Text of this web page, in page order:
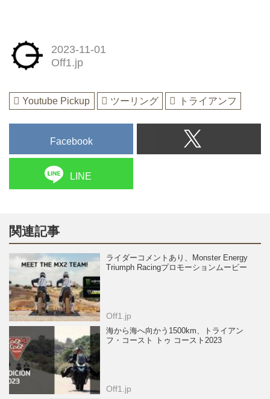
2023-11-01
Off1.jp
Youtube Pickup ツーリング トライアンフ
Facebook
LINE
関連記事
ライダーコメントあり、Monster Energy
Triumph Racingプロモーションムービー
Off1.jp
海から海へ向かう1500km、トライアン
フ・コースト トゥ コースト2023
Off1.jp